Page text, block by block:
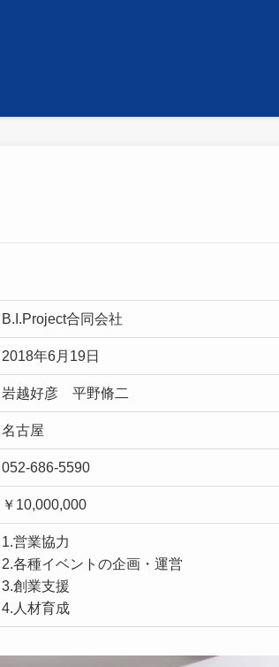
B.I.Project合同会社
2018年6月19日
岩越好彦 平野脩二
名古屋
052-686-5590
￥10,000,000
1.営業協力
2.各種イベントの企画・運営
3.創業支援
4.人材育成